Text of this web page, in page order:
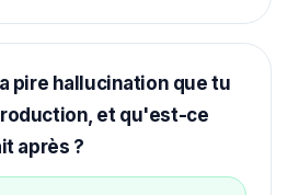
pire hallucination que tu
et qu'est-ce
après ?